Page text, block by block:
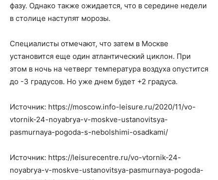
фазу. Однако также ожидается, что в середине недели
в столице наступят морозы.
Специалисты отмечают, что затем в Москве
установится еще один атлантический циклон. При
этом в ночь на четверг температура воздуха опустится
до -3 градусов. Но уже днем ​​будет +2 градуса.
Источник: https://moscow.info-leisure.ru/2020/11/vo-
vtornik-24-noyabrya-v-moskve-ustanovitsya-
pasmurnaya-pogoda-s-nebolshimi-osadkami/
Источник: https://leisurecentre.ru/vo-vtornik-24-
noyabrya-v-moskve-ustanovitsya-pasmurnaya-pogoda-